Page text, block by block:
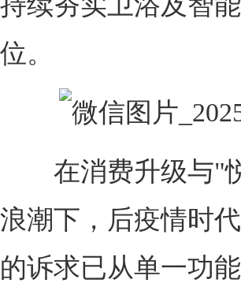
位。
在消费升级与"
浪潮下，后疫情时
的诉求已从单一功